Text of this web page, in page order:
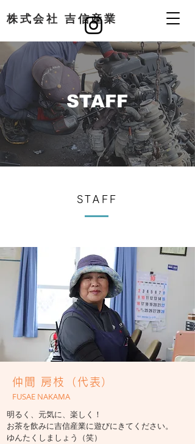
​株式会社 吉信産業
STAFF
STAFF
仲間 房枝（代表）
FUSAE NAKAMA
​明るく、元気に、楽しく！
お茶を飲みに吉信産業に遊びにきてください。
​ゆんたくしましょう（笑）